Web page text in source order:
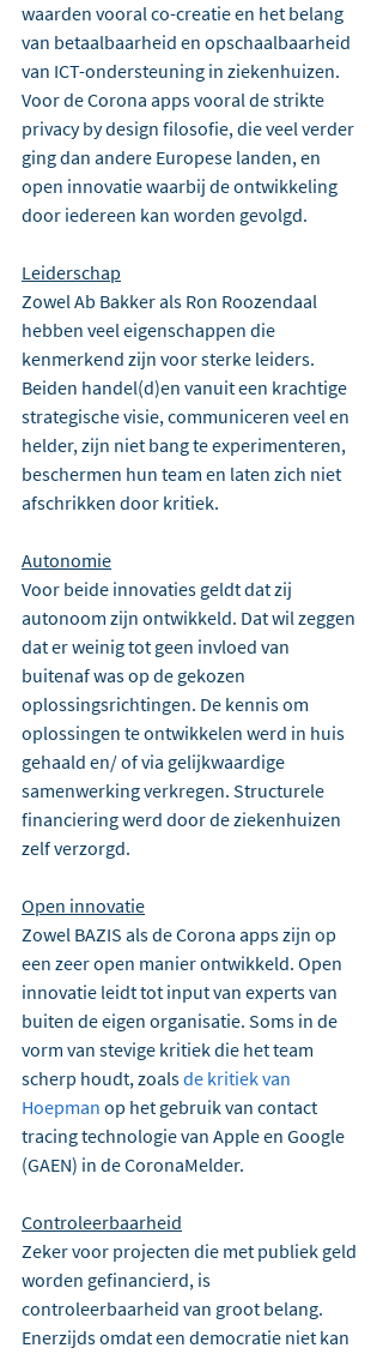
waarden vooral co-creatie en het belang
van betaalbaarheid en opschaalbaarheid
van ICT-ondersteuning in ziekenhuizen.
Voor de Corona apps vooral de strikte
privacy by design filosofie, die veel verder
ging dan andere Europese landen, en
open innovatie waarbij de ontwikkeling
door iedereen kan worden gevolgd.
Leiderschap
Zowel Ab Bakker als Ron Roozendaal
hebben veel eigenschappen die
kenmerkend zijn voor sterke leiders.
Beiden handel(d)en vanuit een krachtige
strategische visie, communiceren veel en
helder, zijn niet bang te experimenteren,
beschermen hun team en laten zich niet
afschrikken door kritiek.
Autonomie
Voor beide innovaties geldt dat zij
autonoom zijn ontwikkeld. Dat wil zeggen
dat er weinig tot geen invloed van
buitenaf was op de gekozen
oplossingsrichtingen. De kennis om
oplossingen te ontwikkelen werd in huis
gehaald en/ of via gelijkwaardige
samenwerking verkregen. Structurele
financiering werd door de ziekenhuizen
zelf verzorgd.
Open innovatie
Zowel BAZIS als de Corona apps zijn op
een zeer open manier ontwikkeld. Open
innovatie leidt tot input van experts van
buiten de eigen organisatie. Soms in de
vorm van stevige kritiek die het team
scherp houdt, zoals de kritiek van
Hoepman op het gebruik van contact
tracing technologie van Apple en Google
(GAEN) in de CoronaMelder.
Controleerbaarheid
Zeker voor projecten die met publiek geld
worden gefinancierd, is
controleerbaarheid van groot belang.
Enerzijds omdat een democratie niet kan